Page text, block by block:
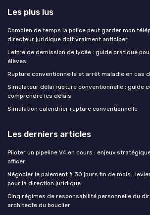
Les plus lus
Combien de temps la police peut garder mon
directeur juridique doit vraiment anticiper
Lettre de demission de lycée : guide pratique
élèves
Rupture conventionnelle et arrêt maladie en cas
Simulateur délai rupture conventionnelle : guide
comprendre les délais
Simulation calendrier rupture conventionnelle
Les derniers articles
Piloter un pipeline V4 en cours : enjeux
officer
Négocier le paiement à 30 jours fin de mois :
pour la direction juridique
Cinq régimes de responsabilité personnelle du
architecte du bouclier